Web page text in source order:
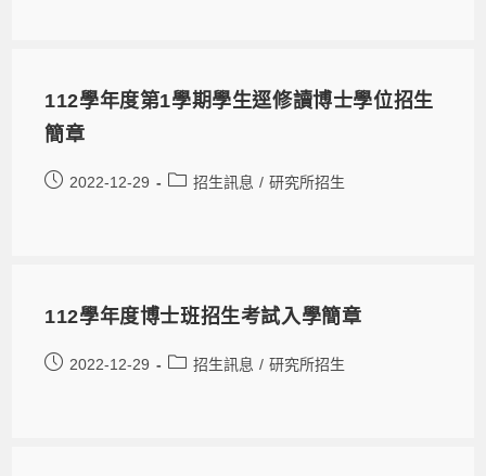
112學年度第1學期學生逕修讀博士學位招生
簡章
2022-12-29 招生訊息 / 研究所招生
112學年度博士班招生考試入學簡章
2022-12-29 招生訊息 / 研究所招生